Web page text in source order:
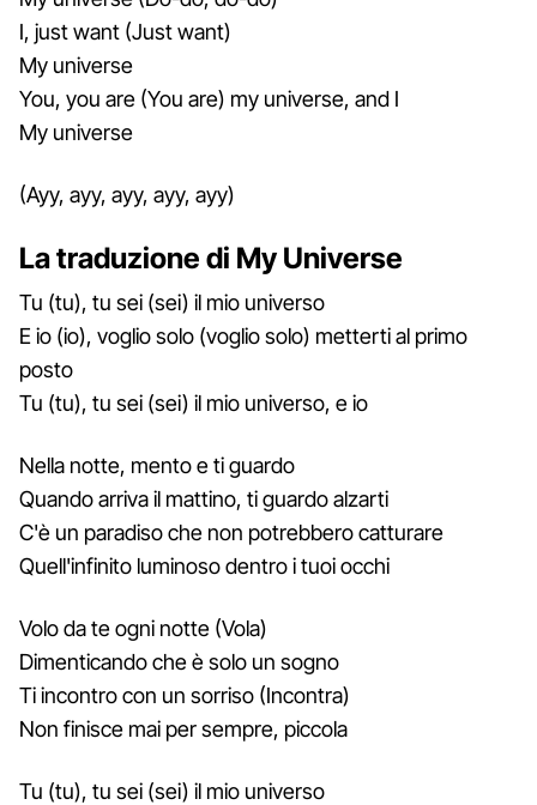
I, just want (Just want)
My universe
You, you are (You are) my universe, and I
My universe
(Ayy, ayy, ayy, ayy, ayy)
La traduzione di My Universe
Tu (tu), tu sei (sei) il mio universo
E io (io), voglio solo (voglio solo) metterti al primo
posto
Tu (tu), tu sei (sei) il mio universo, e io
Nella notte, mento e ti guardo
Quando arriva il mattino, ti guardo alzarti
C'è un paradiso che non potrebbero catturare
Quell'infinito luminoso dentro i tuoi occhi
Volo da te ogni notte (Vola)
Dimenticando che è solo un sogno
Ti incontro con un sorriso (Incontra)
Non finisce mai per sempre, piccola
Tu (tu), tu sei (sei) il mio universo